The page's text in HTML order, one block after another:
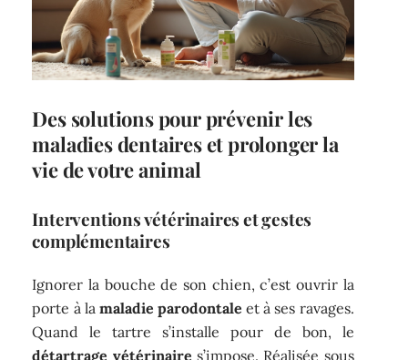
Des solutions pour prévenir les
maladies dentaires et prolonger la
vie de votre animal
Interventions vétérinaires et gestes
complémentaires
Ignorer la bouche de son chien, c’est ouvrir la
porte à la maladie parodontale et à ses ravages.
Quand le tartre s’installe pour de bon, le
détartrage vétérinaire s’impose. Réalisée sous